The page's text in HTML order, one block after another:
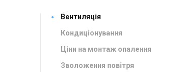
Вентиляція
Кондиціонування
Ціни на монтаж опалення
Зволоження повітря